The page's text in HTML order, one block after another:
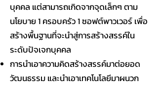
บุคคล แต่สามารถเกิดจากจุดเล็กๆ ตาม
นโยบาย 1 ครอบครัว 1 ซอฟต์พาวเวอร์ เพื่อ
สร้างพื้นฐานที่จะนำสู่การสร้างสรรค์ใน
ระดับปัจเจกบุคคล
การนำเอาความคิดสร้างสรรค์มาต่อยอด
วัฒนธรรม และนำเอาเทคโนโลยีมาผนวก